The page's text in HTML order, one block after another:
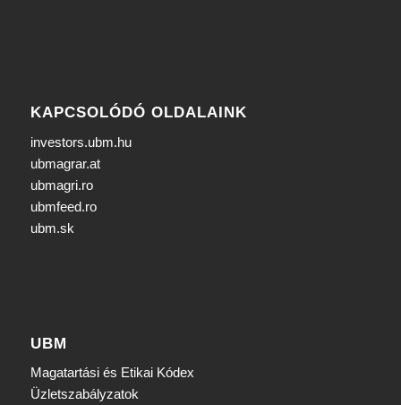
KAPCSOLÓDÓ OLDALAINK
investors.ubm.hu
ubmagrar.at
ubmagri.ro
ubmfeed.ro
ubm.sk
UBM
Magatartási és Etikai Kódex
Üzletszabályzatok